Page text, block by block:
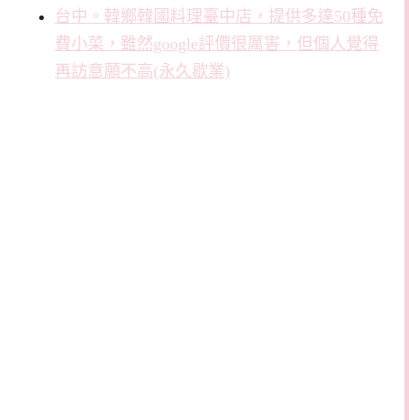
台中。韓鄉韓國料理臺中店，提供多達50種免
費小菜，雖然google評價很厲害，但個人覺得
再訪意願不高(永久歇業)